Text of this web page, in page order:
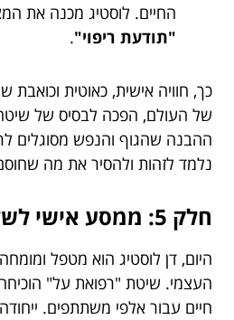
החיים. לוסטיג מכנה את
"תודעת ריפוי".
כך, חוויה אישית, כאוטית
של העולם, הפכה לבסיס של
ההבנה שהגוף והנפש מסוגלים
נלמד לזהות ולהסיר את מה
חלק 5: ממסע אישי לשליחות
היום, דן לוסטיג הוא מטפל
העצמי. שיטת "רפואת על"
חיים עבור אלפי משתתפים.